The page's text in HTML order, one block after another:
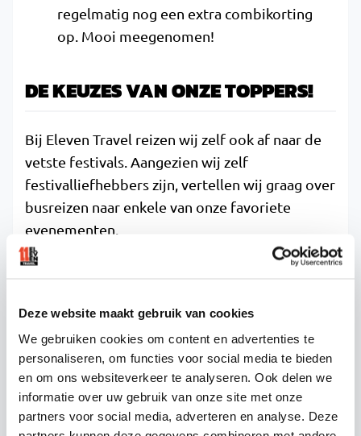
Deze website maakt gebruik van cookies
We gebruiken cookies om content en advertenties te
personaliseren, om functies voor social media te bieden
en om ons websiteverkeer te analyseren. Ook delen we
informatie over uw gebruik van onze site met onze
partners voor social media, adverteren en analyse. Deze
regelmatig nog een extra combikorting
op. Mooi meegenomen!
DE KEUZES VAN ONZE TOPPERS!
Bij Eleven Travel reizen wij zelf ook af naar de
vetste festivals. Aangezien wij zelf
festivalliefhebbers zijn, vertellen wij graag over
busreizen naar enkele van onze favoriete
evenementen.
Voorbeelden van events waar wij ieder jaar
Supremacy ,partybus naar Intentsof
een
partybus naar Elektrum
. Dit zijn niet alleen
evenementen waar we graag busreizen naartoe
organiseren, ook zitten we stiekem zelf
weleens in de bus naar het festival. Misschien
dat we in de toekomst samen een feestje